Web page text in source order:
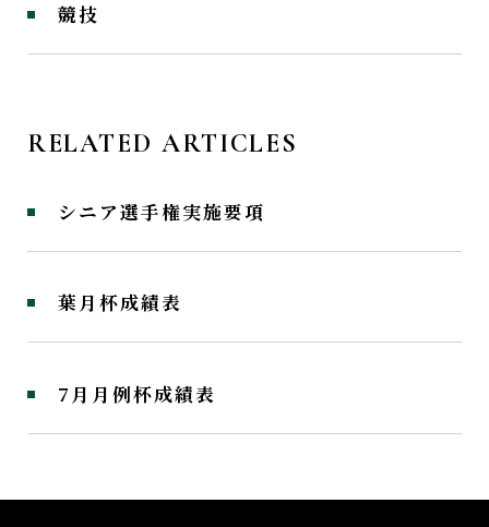
競技
RELATED ARTICLES
シニア選手権実施要項
葉月杯成績表
7月月例杯成績表